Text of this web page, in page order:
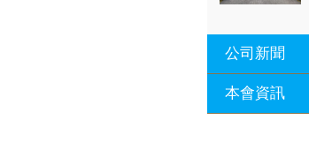
公司新聞
本會資訊